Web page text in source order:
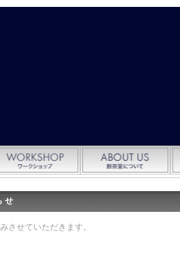
せ
させていただきます。